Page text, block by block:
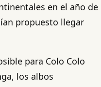
en el año de
propuesto llegar
para Colo Colo
los albos